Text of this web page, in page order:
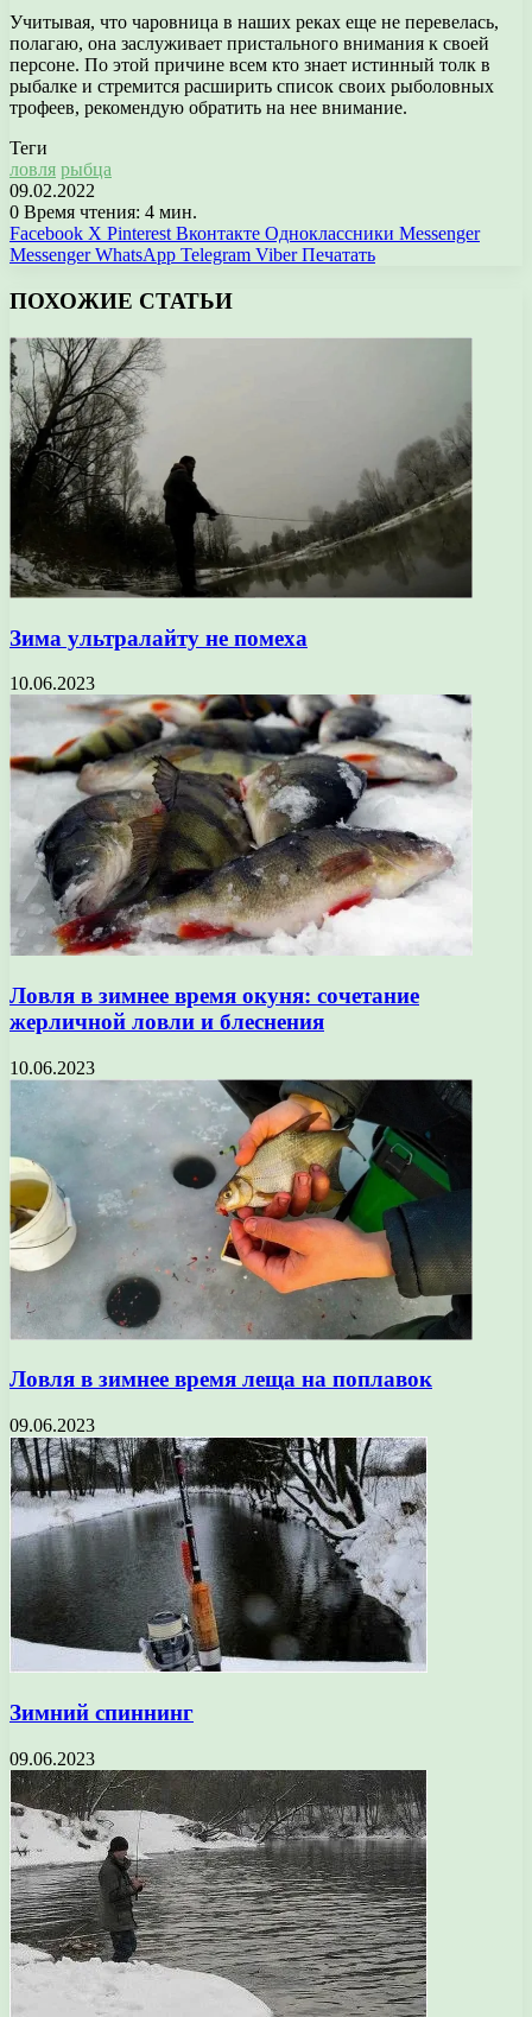
Учитывая, что чаровница в наших реках еще не перевелась,
полагаю, она заслуживает пристального внимания к своей
персоне. По этой причине всем кто знает истинный толк в
рыбалке и стремится расширить список своих рыболовных
трофеев, рекомендую обратить на нее внимание.
Теги
ловля рыбца
09.02.2022
0 Время чтения: 4 мин.
Facebook X Pinterest Вконтакте Одноклассники Messenger
Messenger WhatsApp Telegram Viber Печатать
ПОХОЖИЕ СТАТЬИ
Зима ультралайту не помеха
10.06.2023
Ловля в зимнее время окуня: сочетание
жерличной ловли и блеснения
10.06.2023
Ловля в зимнее время леща на поплавок
09.06.2023
Зимний спиннинг
09.06.2023